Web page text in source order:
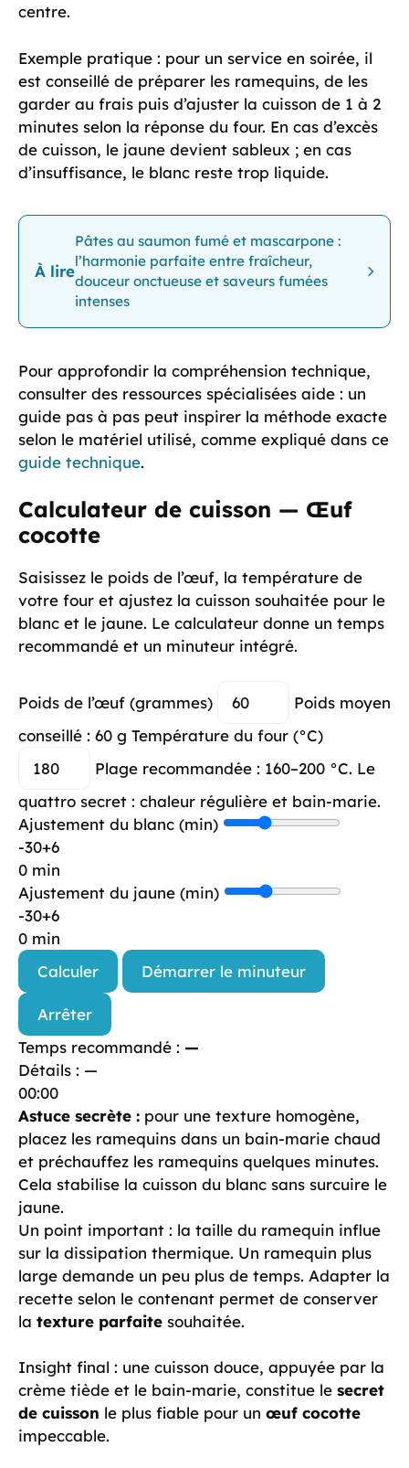
centre.
Exemple pratique : pour un service en soirée, il
est conseillé de préparer les ramequins, de les
garder au frais puis d’ajuster la cuisson de 1 à 2
minutes selon la réponse du four. En cas d’excès
de cuisson, le jaune devient sableux ; en cas
d’insuffisance, le blanc reste trop liquide.
À lire
Pâtes au saumon fumé et mascarpone :
l’harmonie parfaite entre fraîcheur,
douceur onctueuse et saveurs fumées
intenses
Pour approfondir la compréhension technique,
consulter des ressources spécialisées aide : un
guide pas à pas peut inspirer la méthode exacte
selon le matériel utilisé, comme expliqué dans ce
guide technique.
Calculateur de cuisson — Œuf
cocotte
Saisissez le poids de l’œuf, la température de
votre four et ajustez la cuisson souhaitée pour le
blanc et le jaune. Le calculateur donne un temps
recommandé et un minuteur intégré.
Poids de l’œuf (grammes)
Poids moyen
conseillé : 60 g Température du four (°C)
Plage recommandée : 160–200 °C. Le
quattro secret : chaleur régulière et bain-marie.
Ajustement du blanc (min)
-30+6
0 min
Ajustement du jaune (min)
-30+6
0 min
Calculer
Démarrer le minuteur
Arrêter
Temps recommandé : —
Détails : —
00:00
Astuce secrète : pour une texture homogène,
placez les ramequins dans un bain-marie chaud
et préchauffez les ramequins quelques minutes.
Cela stabilise la cuisson du blanc sans surcuire le
jaune.
Un point important : la taille du ramequin influe
sur la dissipation thermique. Un ramequin plus
large demande un peu plus de temps. Adapter la
recette selon le contenant permet de conserver
la texture parfaite souhaitée.
Insight final : une cuisson douce, appuyée par la
crème tiède et le bain-marie, constitue le secret
de cuisson le plus fiable pour un œuf cocotte
impeccable.